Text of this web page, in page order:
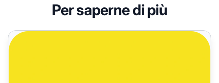
Per saperne di più
Soluzione generale - Asincrona